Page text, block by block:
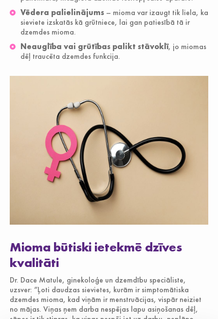
Vēdera palielinājums – mioma var izaugt tik liela, ka
sieviete izskatās kā grūtniece, lai gan patiesībā tā ir
dzemdes mioma.
Neauglība vai grūtības palikt stāvoklī, jo miomas
dēļ traucēta dzemdes funkcija.
Mioma būtiski ietekmē dzīves
kvalitāti
Dr. Dace Matule, ginekoloģe un dzemdību speciāliste,
uzsver: ”Ļoti daudzas sievietes, kurām ir simptomātiska
dzemdes mioma, kad viņām ir menstruācijas, vispār neiziet
no mājas. Viņas ņem darba nespējas lapu asiņošanas dēļ,